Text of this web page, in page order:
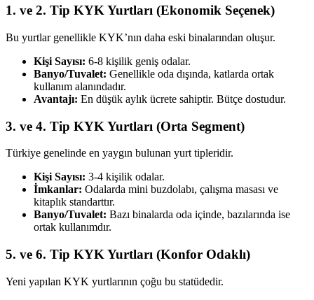
1. ve 2. Tip KYK Yurtları (Ekonomik Seçenek)
Bu yurtlar genellikle KYK’nın daha eski binalarından oluşur.
Kişi Sayısı: 6-8 kişilik geniş odalar.
Banyo/Tuvalet: Genellikle oda dışında, katlarda ortak
kullanım alanındadır.
Avantajı: En düşük aylık ücrete sahiptir. Bütçe dostudur.
3. ve 4. Tip KYK Yurtları (Orta Segment)
Türkiye genelinde en yaygın bulunan yurt tipleridir.
Kişi Sayısı: 3-4 kişilik odalar.
İmkanlar: Odalarda mini buzdolabı, çalışma masası ve
kitaplık standarttır.
Banyo/Tuvalet: Bazı binalarda oda içinde, bazılarında ise
ortak kullanımdır.
5. ve 6. Tip KYK Yurtları (Konfor Odaklı)
Yeni yapılan KYK yurtlarının çoğu bu statüdedir.